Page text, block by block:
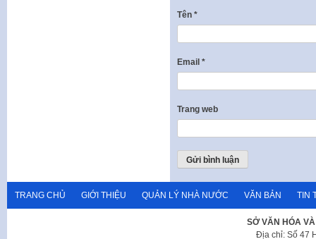
Tên *
Email *
Trang web
TRANG CHỦ GIỚI THIỆU QUẢN LÝ NHÀ NƯỚC VĂN BẢN TIN
SỞ VĂN HÓA
Địa chỉ: Số 47